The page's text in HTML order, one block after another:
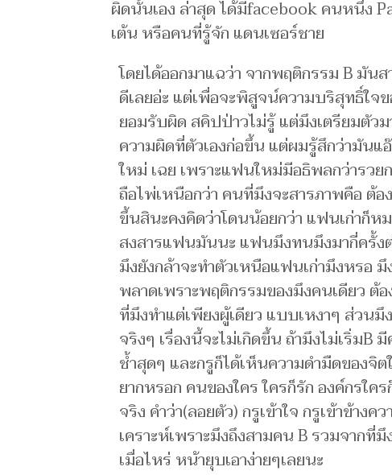
ผิดนั้นเอง ล่าสุด ได้มีfacebook คนหนึ่ง
เต้น หรือคนที่รู้จัก แดนเซอร์ชาย
โดยได้ออกมาแฉว่า จากพฤติกรรม B มัน
ดีเลยอ่ะ แต่เพื่อจะพิสูจน์ความบริสุทธิ์ใจ
ยอมรับผิด สคิปป่าวไม่รู้ แต่มึงเตรียมตัว
ความผิดที่ตัวเองก่อขึ้น แต่ผมรู้สึกว่ามันแ
ใหม่ เฉย เพราะแฟนใหม่มีอธิพลกว่ารว
ถือไพ่เหนือกว่า คนที่มึงจะสารภาพคือ ต้อ
ขึ้นสินะคงคิดว่าโดนน้อยกว่า แฟนเก่าก็ห
สงสารแฟนมันนะ แฟนมึงทนมึงมากี่ครั้ง
มึงยังกล้าจะทำตัวเหนือแฟนเก่ามึงหรอ
พลาดเพราะพฤติกรรมของมึงคนเดียว ต้
ที่มึงทำแต่เพียงผู้เดียว แบบเหงาๆ ส่วน
จริงๆ เรื่องนี้จะไม่เกิดขึ้น ถ้ามึงไม่เริ่ม
ช้ำสุดๆ และกรูก็ได้เห็นความดำมืดของจิ
ยากหรอก คนของใคร ใครก็รัก องค์กรใ
จริง คำว่า(ลอยตัว) กรูเข้าใจ กรูเข้าข้าง
เคราะห์เพราะมึงถึงสามคน B รวมจากที่
เมื่อไหร่ หน้ายุบเอาง่ายๆเลยนะ